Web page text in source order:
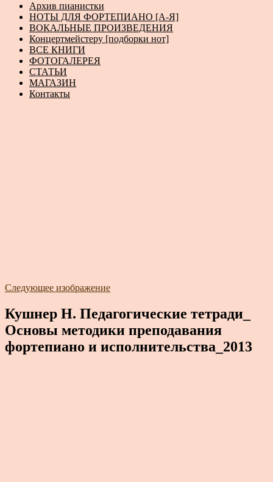
Архив пианистки
НОТЫ ДЛЯ ФОРТЕПИАНО [А-Я]
ВОКАЛЬНЫЕ ПРОИЗВЕДЕНИЯ
Концертмейстеру [подборки нот]
ВСЕ КНИГИ
ФОТОГАЛЕРЕЯ
СТАТЬИ
МАГАЗИН
Контакты
Следующее изображение
Кушнер Н. Педагогические тетради_
Основы методики преподавания
фортепиано и исполнительства_2013